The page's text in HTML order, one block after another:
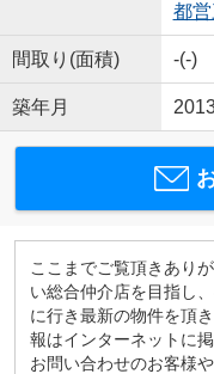
都
間取り(面積) -(-)
築年月
ここまでご覧頂きあり
い総合仲介店を目指し
に行き最新の物件を頂
報はインターネットに
お問い合わせのお客様